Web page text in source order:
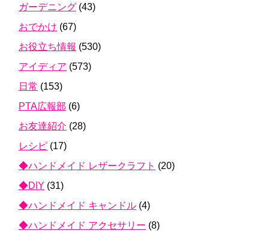
ガーデニング (43)
おでかけ (67)
お役立ち情報 (530)
アイディア (573)
日常 (153)
PTA広報部 (6)
お友達紹介 (28)
レシピ (17)
◆ハンドメイド レザークラフト (20)
◆DIY (31)
◆ハンドメイド キャンドル (4)
◆ハンドメイド アクセサリー (8)